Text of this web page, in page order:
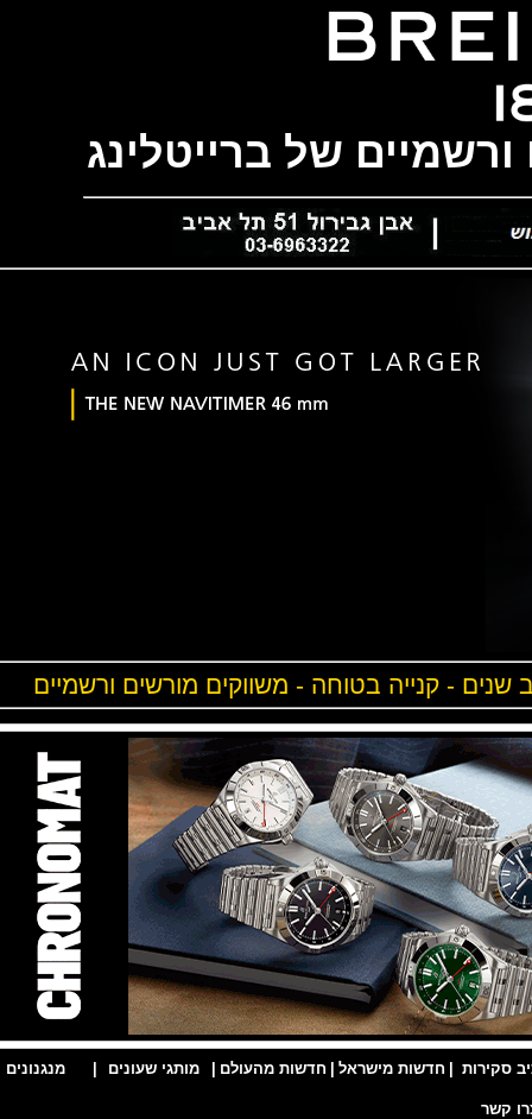
של ברייטלינג
- קנייה בטוחה - משווקים מורשים ורשמיים
| חדשות מישראל | חדשות מהעולם | מותגי שעונים | מנגנונים |